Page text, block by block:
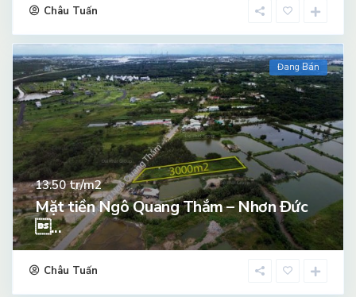
Châu Tuấn
Đang Bán
13.50tr/m2
Mặt tiền Ngô Quang Thắm – Nhơn Đức
...
Châu Tuấn